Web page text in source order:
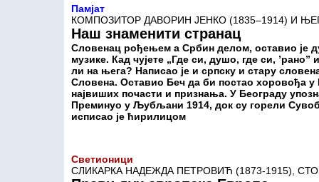
Памјат
КОМПОЗИТОР ДАВОРИН ЈЕНКО (1835–1914) И
Наш знаменити странац
Словенац рођењем а Србин делом, оставио је
музике. Кад чујете „Где си, душо, где си,
ли на њега? Написао је и српску и стару
Словена. Оставио Беч да би постао хоровођа у
највиших почасти и признања. У Београду
Преминуо у Љубљани 1914, док су горели
исписао је ћирилицом
Светионици
СЛИКАРКА НАДЕЖДА ПЕТРОВИЋ (1873-1915),